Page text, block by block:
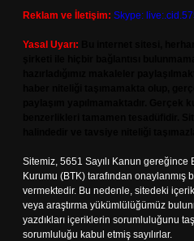
Reklam ve İletişim: Skype:
Yasal Uyarı:
Sitemiz, 5651 Sayılı Kanun
Kurumu (BTK) tarafından onaylanmış
vermektedir. Bu nedenle, sitedeki
veya araştırma yükümlülüğümüz
yazdıkları içeriklerin sorumluluğunu
sorumluluğu kabul etmiş sayılırlar.